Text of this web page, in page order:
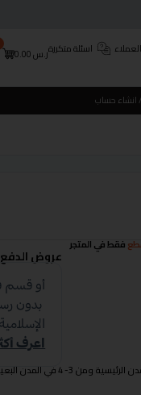
اسئلة متكررةر.س0.00
انشاء حساب
فقط في المتجر
عروض الدفع
4 في المدن البعيدة.